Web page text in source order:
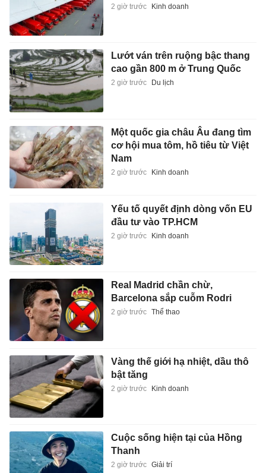
2 giờ trước Kinh doanh
Lướt ván trên ruộng bậc thang
cao gần 800 m ở Trung Quốc
2 giờ trước Du lịch
Một quốc gia châu Âu đang tìm
cơ hội mua tôm, hồ tiêu từ Việt
Nam
2 giờ trước Kinh doanh
Yếu tố quyết định dòng vốn EU
đầu tư vào TP.HCM
2 giờ trước Kinh doanh
Real Madrid chần chừ,
Barcelona sắp cuỗm Rodri
2 giờ trước Thể thao
Vàng thế giới hạ nhiệt, dầu thô
bật tăng
2 giờ trước Kinh doanh
Cuộc sống hiện tại của Hồng
Thanh
2 giờ trước Giải trí